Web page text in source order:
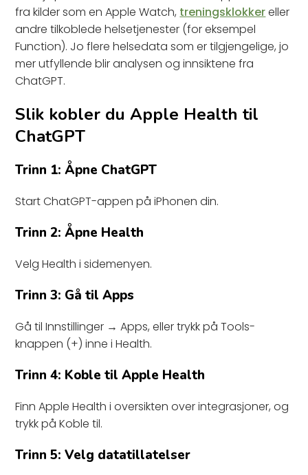
fra kilder som en Apple Watch, treningsklokkereller
andre tilkoblede helsetjenester (for eksempel
Function). Jo flere helsedata som er tilgjengelige, jo
mer utfyllende blir analysen og innsiktene fra
ChatGPT.
Slik kobler du Apple Health til
ChatGPT
Trinn 1: Åpne ChatGPT
Start ChatGPT-appen på iPhonen din.
Trinn 2: Åpne Health
Velg Health i sidemenyen.
Trinn 3: Gå til Apps
Gå til Innstillinger → Apps, eller trykk på Tools-
knappen (+) inne i Health.
Trinn 4: Koble til Apple Health
Finn Apple Health i oversikten over integrasjoner, og
trykk på Koble til.
Trinn 5: Velg datatillatelser